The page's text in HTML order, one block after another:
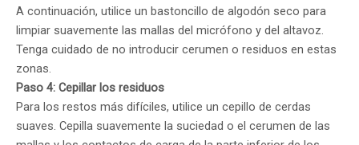
A continuación, utilice un bastoncillo de algodón seco para
limpiar suavemente las mallas del micrófono y del altavoz.
Tenga cuidado de no introducir cerumen o residuos en estas
zonas.
Paso 4: Cepillar los residuos
Para los restos más difíciles, utilice un cepillo de cerdas
suaves. Cepilla suavemente la suciedad o el cerumen de las